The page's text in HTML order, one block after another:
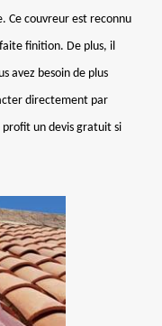
Ce couvreur est reconnu
finition. De plus, il
avez besoin de plus
directement par
un devis gratuit si